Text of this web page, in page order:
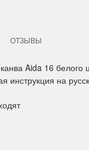
ОТЗЫВЫ
Aida 16
инструкция на